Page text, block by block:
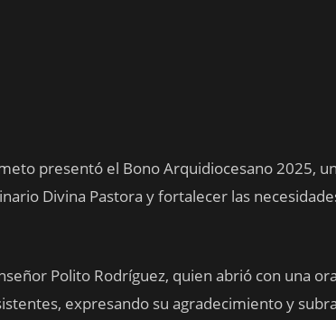
presentó el Bono Arquidiocesano 2025,
Divina Pastora y fortalecer las
Polito Rodríguez, quien abrió con una
expresando su agradecimiento y